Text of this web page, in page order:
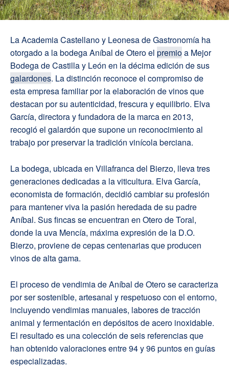
La Academia Castellano y Leonesa de Gastronomía ha
otorgado a la bodega Aníbal de Otero el premioa Mejor
Bodega de Castilla y León en la décima edición de sus
galardones. La distinción reconoce el compromiso de
esta empresa familiar por la elaboración de vinos que
destacan por su autenticidad, frescura y equilibrio. Elva
García, directora y fundadora de la marca en 2013,
recogió el galardón que supone un reconocimiento al
trabajo por preservar la tradición vinícola berciana.
La bodega, ubicada en Villafranca del Bierzo, lleva tres
generaciones dedicadas a la viticultura. Elva García,
economista de formación, decidió cambiar su profesión
para mantener viva la pasión heredada de su padre
Aníbal. Sus fincas se encuentran en Otero de Toral,
donde la uva Mencía, máxima expresión de la D.O.
Bierzo, proviene de cepas centenarias que producen
vinos de alta gama.
El proceso de vendimia de Aníbal de Otero se caracteriza
por ser sostenible, artesanal y respetuoso con el entorno,
incluyendo vendimias manuales, labores de tracción
animal y fermentación en depósitos de acero inoxidable.
El resultado es una colección de seis referencias que
han obtenido valoraciones entre 94 y 96 puntos en guías
especializadas.